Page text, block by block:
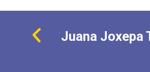
Juana Joxepa